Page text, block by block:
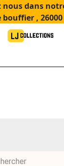
nous dans
bouffier ,